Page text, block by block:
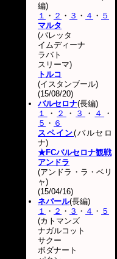
編)
１ ・ ２ ・ ３ ・ ４ ・ ５
マルタ
(バレッタ
イムディーナ
ラバト
スリーマ)
トルコ
(イスタンブール)
(15/08/20)
バルセロナ(長編)
１
・ ２ ・ ３ ・ ４
・
５ ・ ６
スペイン(バルセロ
ナ)
★FCバルセロナ観戦
アンドラ
(アンドラ・ラ・ベリ
ャ)
(15/04/16)
ネパール(長編)
１ ・ ２ ・ ３ ・ ４ ・ ５
(カトマンズ
ナガルコット
サクー
ボダナート